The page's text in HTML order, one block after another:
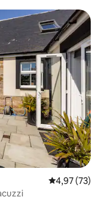
Évaluation
4,97 (73)